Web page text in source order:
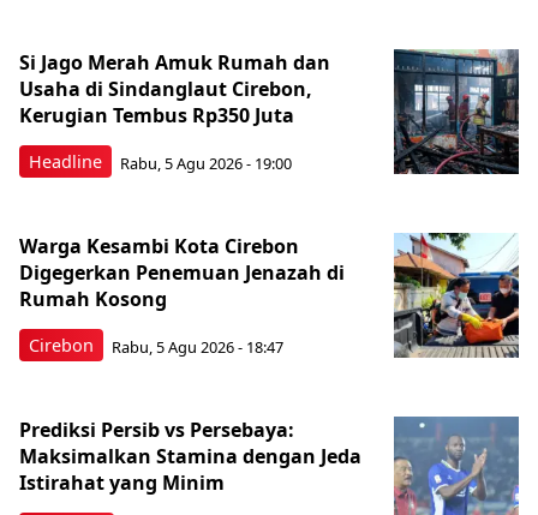
Headline
Si Jago Merah Amuk Rumah dan
Usaha di Sindanglaut Cirebon,
Kerugian Tembus Rp350 Juta
Rabu, 5 Agu 2026 - 19:00
Cirebon
Warga Kesambi Kota Cirebon
Digegerkan Penemuan Jenazah di
Rumah Kosong
Rabu, 5 Agu 2026 - 18:47
Prediksi Persib vs Persebaya:
Maksimalkan Stamina dengan Jeda
Istirahat yang Minim